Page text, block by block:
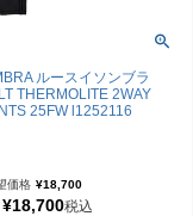
ルースイソンブラ
THERMOLITE 2WAY
25FW l1252116
価格 ¥18,700
¥18,700税込